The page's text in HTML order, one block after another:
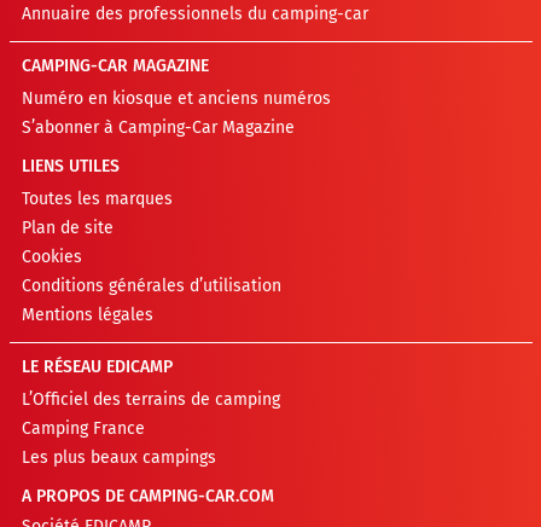
Annuaire des professionnels du camping-car
CAMPING-CAR MAGAZINE
Numéro en kiosque et anciens numéros
S’abonner à Camping-Car Magazine
LIENS UTILES
Toutes les marques
Plan de site
Cookies
Conditions générales d’utilisation
Mentions légales
LE RÉSEAU EDICAMP
L’Officiel des terrains de camping
Camping France
Les plus beaux campings
A PROPOS DE CAMPING-CAR.COM